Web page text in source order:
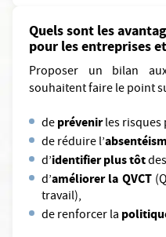
Quels sont les
pour les entreprises
Proposer un bilan
souhaitent faire le point
deprévenirles
de réduire l’
d’identifier plus tôt
d’améliorer la QVCT
travail),
de renforcer la